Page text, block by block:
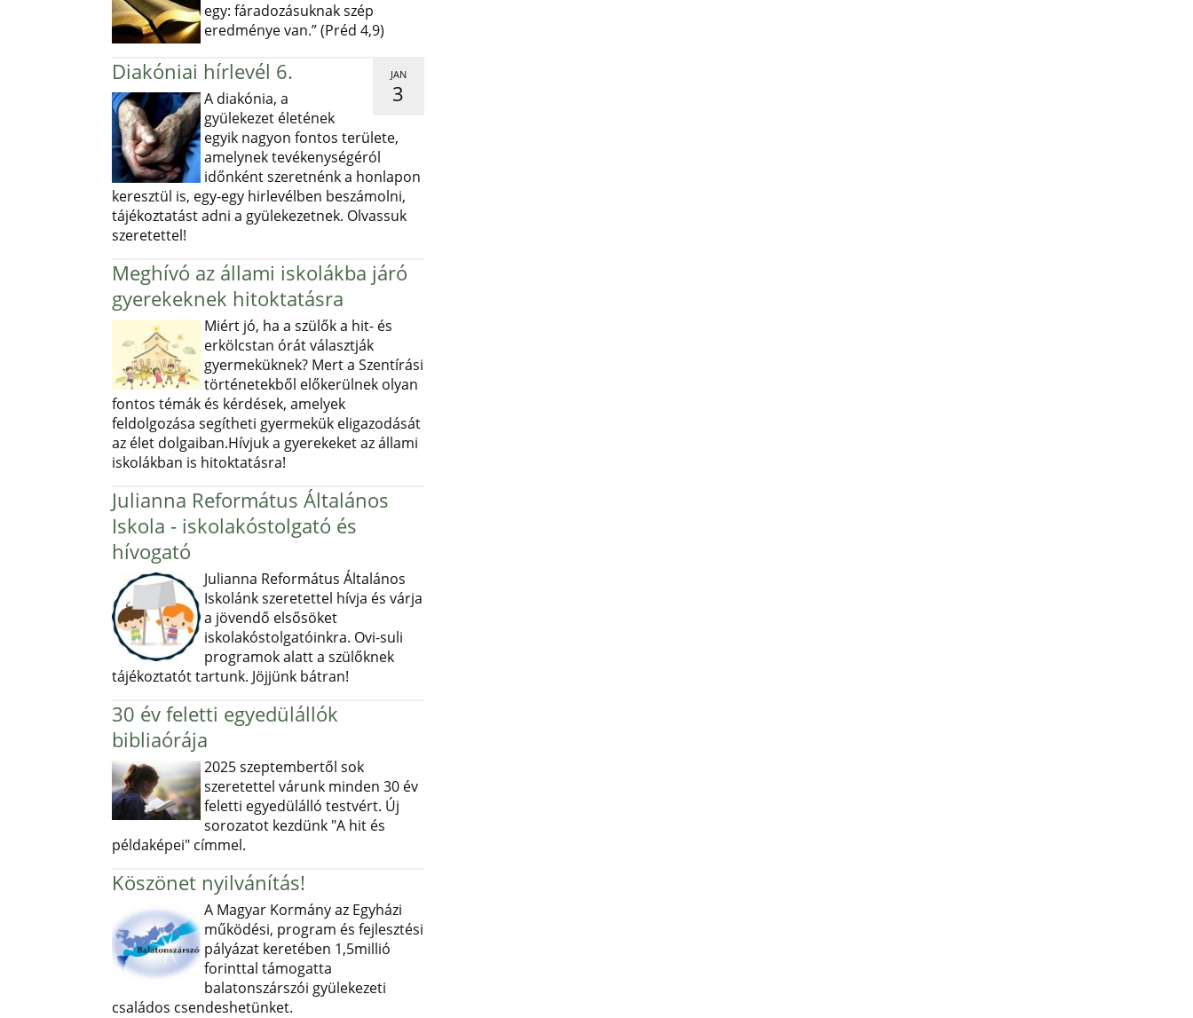
egy: fáradozásuknak szép
eredménye van.” (Préd 4,9)
JAN
3
Diakóniai hírlevél 6.
A diakónia, a
gyülekezet életének
egyik nagyon fontos területe,
amelynek tevékenységéról
időnként szeretnénk a honlapon
keresztül is, egy-egy hirlevélben beszámolni,
tájékoztatást adni a gyülekezetnek. Olvassuk
szeretettel!
Meghívó az állami iskolákba járó
gyerekeknek hitoktatásra
Miért jó, ha a szülők a hit- és
erkölcstan órát választják
gyermeküknek? Mert a Szentírási
történetekből előkerülnek olyan
fontos témák és kérdések, amelyek
feldolgozása segítheti gyermekük eligazodását
az élet dolgaiban.Hívjuk a gyerekeket az állami
iskolákban is hitoktatásra!
Julianna Református Általános
Iskola - iskolakóstolgató és
hívogató
Julianna Református Általános
Iskolánk szeretettel hívja és várja
a jövendő elsősöket
iskolakóstolgatóinkra. Ovi-suli
programok alatt a szülőknek
tájékoztatót tartunk. Jöjjünk bátran!
30 év feletti egyedülállók
bibliaórája
2025 szeptembertől sok
szeretettel várunk minden 30 év
feletti egyedülálló testvért. Új
sorozatot kezdünk "A hit és
példaképei" címmel.
Köszönet nyilvánítás!
A Magyar Kormány az Egyházi
működési, program és fejlesztési
pályázat keretében 1,5millió
forinttal támogatta
balatonszárszói gyülekezeti
családos csendeshetünket.